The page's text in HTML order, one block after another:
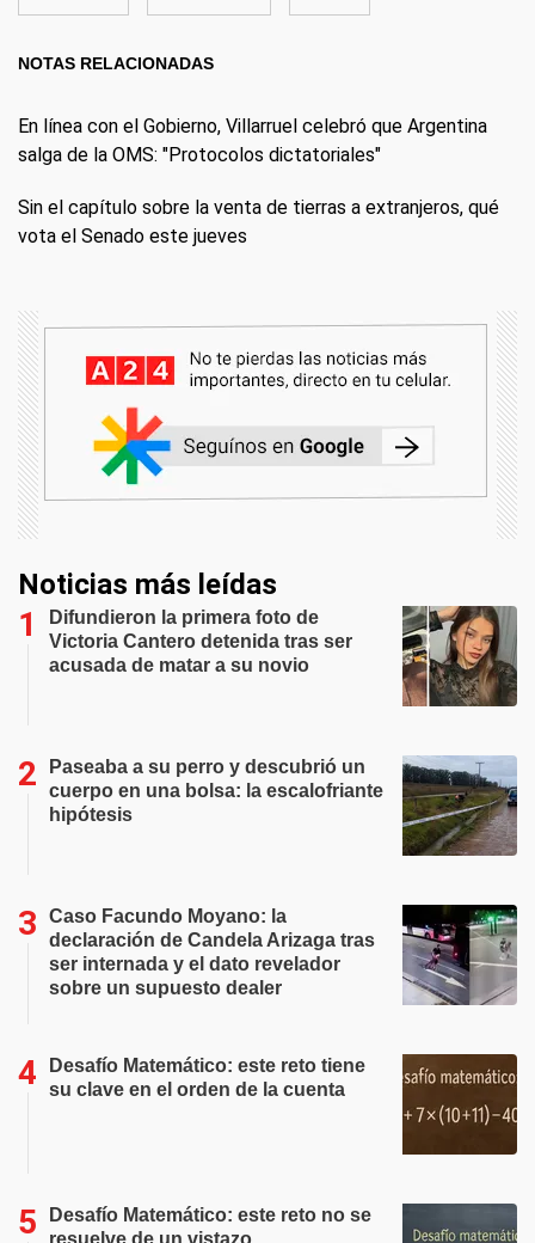
NOTAS RELACIONADAS
En línea con el Gobierno, Villarruel celebró que Argentina
salga de la OMS: "Protocolos dictatoriales"
Sin el capítulo sobre la venta de tierras a extranjeros, qué
vota el Senado este jueves
Noticias más leídas
Difundieron la primera foto de
Victoria Cantero detenida tras ser
acusada de matar a su novio
Paseaba a su perro y descubrió un
cuerpo en una bolsa: la escalofriante
hipótesis
Caso Facundo Moyano: la
declaración de Candela Arizaga tras
ser internada y el dato revelador
sobre un supuesto dealer
Desafío Matemático: este reto tiene
su clave en el orden de la cuenta
Desafío Matemático: este reto no se
resuelve de un vistazo